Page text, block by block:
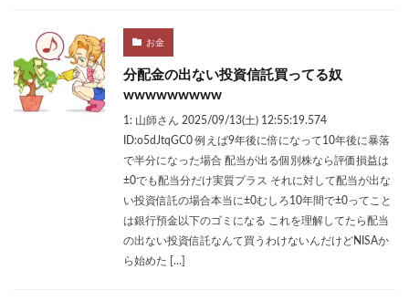
お金
分配金の出ない投資信託買ってる奴
wwwwwwwww
1: 山師さん 2025/09/13(土) 12:55:19.574
ID:o5dJtqGC0 例えば9年後に倍になって10年後に暴落
で半分になった場合 配当が出る個別株なら評価損益は
±0でも配当分だけ実質プラス それに対して配当が出な
い投資信託の場合本当に±0むしろ10年間で±0ってこと
は銀行預金以下のゴミになる これを理解してたら配当
の出ない投資信託なんて買うわけないんだけどNISAか
ら始めた […]